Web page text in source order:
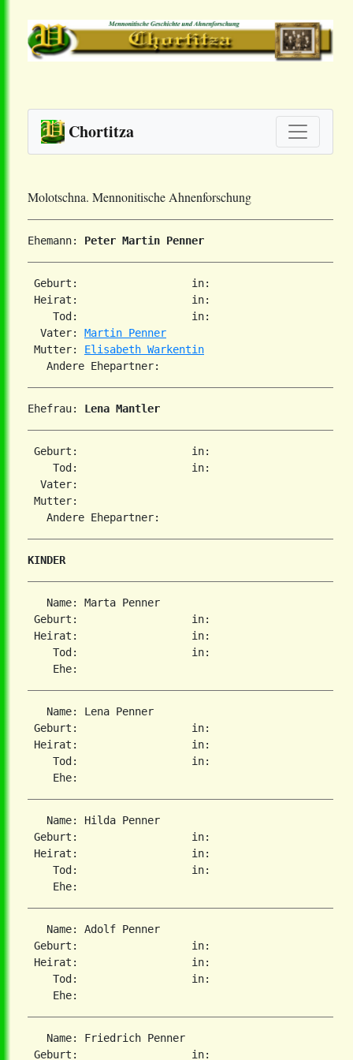
Chortitza
Molotschna. Mennonitische Ahnenforschung
Ehemann: Peter Martin Penner
Geburt:                  in:
Heirat:                  in:
    Tod:                  in:
  Vater:
Martin Penner
Mutter: Elisabeth Warkentin
Ehefrau: Lena Mantler
Geburt:                  in:
    Tod:                  in:
  Vater:
Mutter:
KINDER
   Name: Marta Penner
Geburt:                  in:
Heirat:                  in:
    Tod:                  in:
   Name: Lena Penner
Geburt:                  in:
Heirat:                  in:
    Tod:                  in:
   Name: Hilda Penner
Geburt:                  in:
Heirat:                  in:
    Tod:                  in:
   Name: Adolf Penner
Geburt:                  in:
Heirat:                  in:
    Tod:                  in:
   Name: Friedrich Penner
Geburt:                  in: